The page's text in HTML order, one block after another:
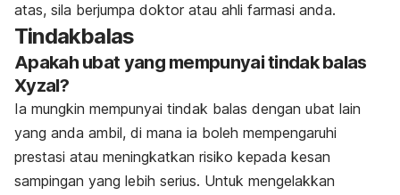
atas, sila berjumpa doktor atau ahli farmasi anda.
Tindakbalas
Apakah ubat yang mempunyai tindak balas
Xyzal?
Ia mungkin mempunyai tindak balas dengan ubat lain
yang anda ambil, di mana ia boleh mempengaruhi
prestasi atau meningkatkan risiko kepada kesan
sampingan yang lebih serius. Untuk mengelakkan